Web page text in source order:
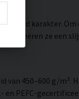
karakter.
creëren ze een
van 450–600 g/m².
en PEFC-